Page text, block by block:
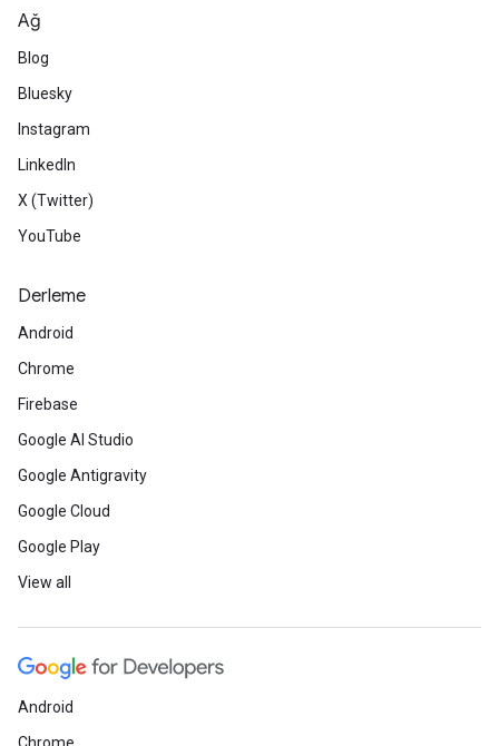
Ağ
Blog
Bluesky
Instagram
LinkedIn
X (Twitter)
YouTube
Derleme
Android
Chrome
Firebase
Google AI Studio
Google Antigravity
Google Cloud
Google Play
View all
Android